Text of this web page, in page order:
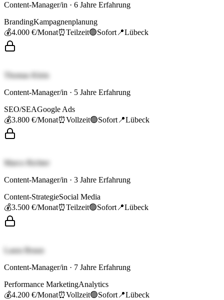
Content-Manager/in · 6 Jahre Erfahrung
BrandingKampagnenplanung
💰4.000 €/Monat⏰Teilzeit🟢Sofort 📍Lübeck
Thomas Klein
Content-Manager/in · 5 Jahre Erfahrung
SEO/SEAGoogle Ads
💰3.800 €/Monat⏰Vollzeit🟢Sofort 📍Lübeck
Marco Richter
Content-Manager/in · 3 Jahre Erfahrung
Content-StrategieSocial Media
💰3.500 €/Monat⏰Teilzeit🟢Sofort 📍Lübeck
Laura Braun
Content-Manager/in · 7 Jahre Erfahrung
Performance MarketingAnalytics
💰4.200 €/Monat⏰Vollzeit🟢Sofort 📍Lübeck